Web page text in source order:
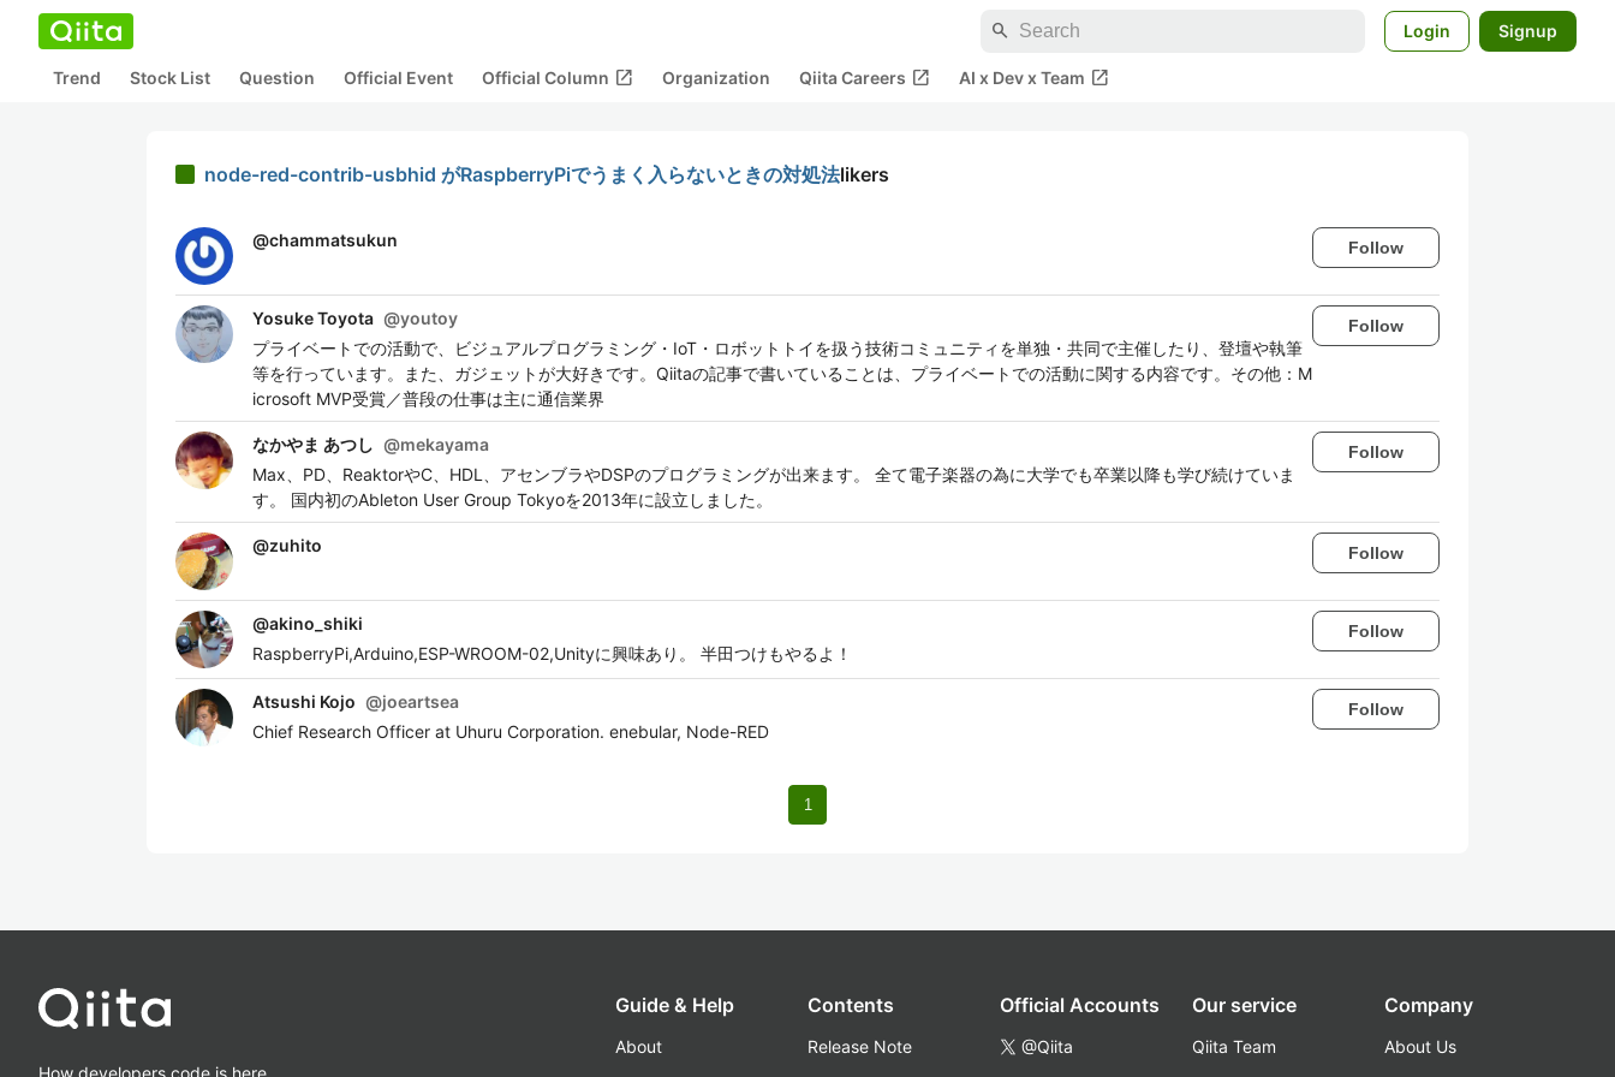
search Login Signup
Trend Stock List Question Official Event Official Column open_in_new Organization Qiita Careers open_in_new AI x Dev x Team open_in_new
node-red-contrib-usbhid がRaspberryPiでうまく入らないときの対処法likers
@chammatsukun Follow
Yosuke Toyota @youtoy
プライベートでの活動で、ビジュアルプログラミング・IoT・ロボットトイを扱う技術コミュニティを単独・共同で主催したり、登壇や執筆
等を行っています。また、ガジェットが大好きです。Qiitaの記事で書いていることは、プライベートでの活動に関する内容です。その他：M
icrosoft MVP受賞／普段の仕事は主に通信業界
Follow
なかやま あつし @mekayama
Max、PD、ReaktorやC、HDL、アセンブラやDSPのプログラミングが出来ます。 全て電子楽器の為に大学でも卒業以降も学び続けていま
す。 国内初のAbleton User Group Tokyoを2013年に設立しました。
Follow
@zuhito Follow
@akino_shiki
RaspberryPi,Arduino,ESP-WROOM-02,Unityに興味あり。 半田つけもやるよ！
Follow
Atsushi Kojo @joeartsea
Chief Research Officer at Uhuru Corporation. enebular, Node-RED
Follow
1
How developers code is here.
Guide & Help
About
Contents
Release Note
Official Accounts
@Qiita
Our service
Qiita Team
Company
About Us